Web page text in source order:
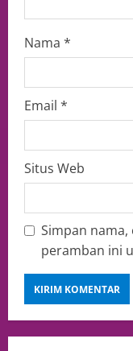
Nama *
Email *
Situs Web
Simpan nama,
peramban ini